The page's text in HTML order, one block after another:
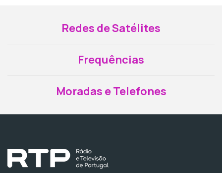
Redes de Satélites
Frequências
Moradas e Telefones